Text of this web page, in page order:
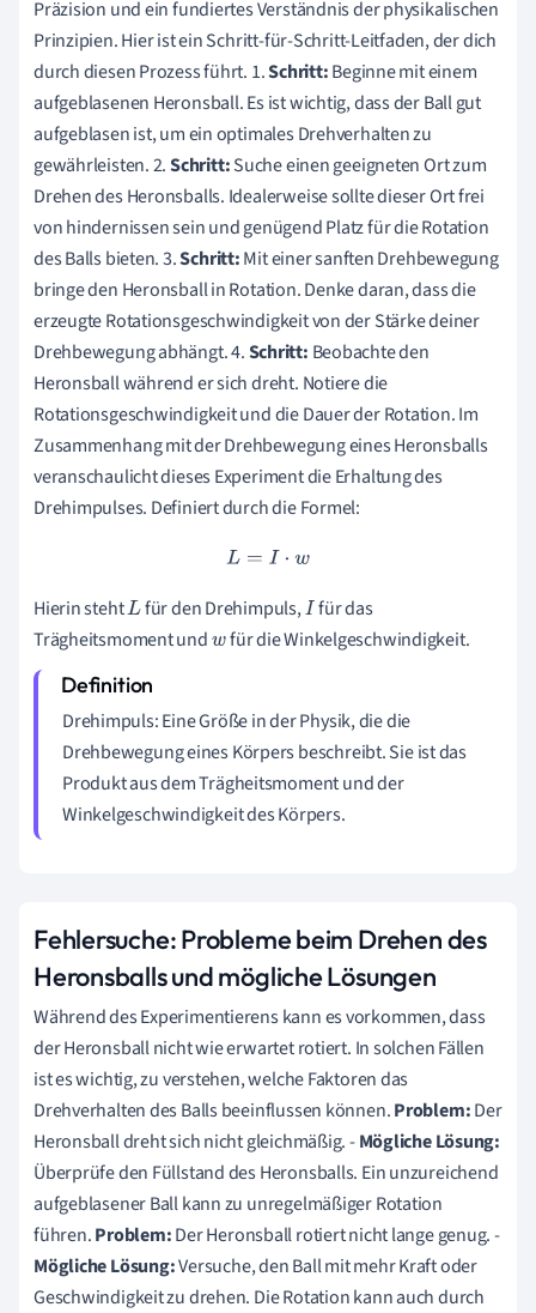
Präzision und ein fundiertes Verständnis der physikalischen
Prinzipien. Hier ist ein Schritt-für-Schritt-Leitfaden, der dich
durch diesen Prozess führt. 1.Schritt:Beginne mit einem
aufgeblasenen Heronsball. Es ist wichtig, dass der Ball gut
aufgeblasen ist, um ein optimales Drehverhalten zu
gewährleisten. 2.Schritt:Suche einen geeigneten Ort zum
Drehen des Heronsballs. Idealerweise sollte dieser Ort frei
von hindernissen sein und genügend Platz für die Rotation
des Balls bieten. 3.Schritt:Mit einer sanften Drehbewegung
bringe den Heronsball in Rotation. Denke daran, dass die
erzeugte Rotationsgeschwindigkeit von der Stärke deiner
Drehbewegung abhängt. 4.Schritt: Beobachte den
Heronsball während er sich dreht. Notiere die
Rotationsgeschwindigkeit und die Dauer der Rotation. Im
Zusammenhang mit der Drehbewegung eines Heronsballs
veranschaulicht dieses Experiment die Erhaltung des
Drehimpulses. Definiert durch die Formel:
L= I⋅w
Hierin stehtL für den Drehimpuls,I für das
Trägheitsmoment undwfür die Winkelgeschwindigkeit.
Drehimpuls: Eine Größe in der Physik, die die
Drehbewegung eines Körpers beschreibt. Sie ist das
Produkt aus dem Trägheitsmoment und der
Winkelgeschwindigkeit des Körpers.
Fehlersuche: Probleme beim Drehen des
Heronsballs und mögliche Lösungen
Während des Experimentierens kann es vorkommen, dass
der Heronsball nicht wie erwartet rotiert. In solchen Fällen
ist es wichtig, zu verstehen, welche Faktoren das
Drehverhalten des Balls beeinflussen können.Problem:Der
Heronsball dreht sich nicht gleichmäßig. -Mögliche Lösung:
Überprüfe den Füllstand des Heronsballs. Ein unzureichend
aufgeblasener Ball kann zu unregelmäßiger Rotation
führen.Problem:Der Heronsball rotiert nicht lange genug. -
Mögliche Lösung:Versuche, den Ball mit mehr Kraft oder
Geschwindigkeit zu drehen. Die Rotation kann auch durch